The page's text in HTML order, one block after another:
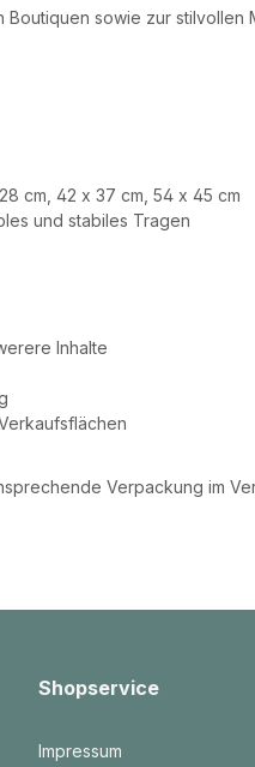
Boutiquen sowie zur stilvollen
cm, 42 x 37 cm, 54 x 45 cm
und stabiles Tragen
Inhalte
Verpackung im
Shopservice
Impressum